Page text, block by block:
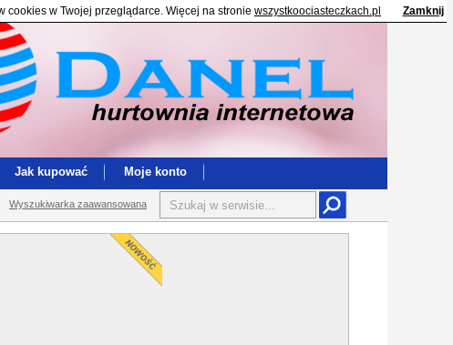
cookies w Twojej przeglądarce. Więcej na stronie wszystkoociasteczkach.pl Zamknij
Wyszukiwarka zaawansowana
Jak kupować Moje konto